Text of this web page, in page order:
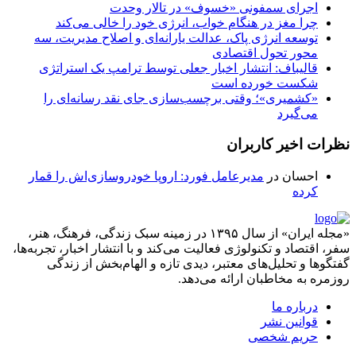
اجرای سمفونی «خسوف» در تالار وحدت
چرا مغز در هنگام خواب، انرژی خود را خالی می‌کند
توسعه انرژی پاک، عدالت یارانه‌ای و اصلاح مدیریت، سه
محور تحول اقتصادی
قالیباف: انتشار اخبار جعلی توسط ترامپ یک استراتژی
شکست خورده است
«کشمیری»؛ وقتی برچسب‌سازی جای نقد رسانه‌ای را
می‌گیرد
نظرات اخیر کاربران
احسان در مدیرعامل فورد: اروپا خودروسازی‌اش را قمار
کرده
«مجله ایران» از سال ۱۳۹۵ در زمینه سبک زندگی، فرهنگ، هنر،
سفر، اقتصاد و تکنولوژی فعالیت می‌کند و با انتشار اخبار، تجربه‌ها،
گفتگوها و تحلیل‌های معتبر، دیدی تازه و الهام‌بخش از زندگی
روزمره به مخاطبان ارائه می‌دهد.
درباره ما
قوانین نشر
حریم شخصی